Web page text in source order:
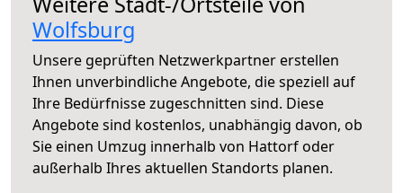
Wolfsburg
Unsere geprüften Netzwerkpartner erstellen
Ihnen unverbindliche Angebote, die speziell auf
Ihre Bedürfnisse zugeschnitten sind. Diese
Angebote sind kostenlos, unabhängig davon, ob
Sie einen Umzug innerhalb von Hattorf oder
außerhalb Ihres aktuellen Standorts planen.